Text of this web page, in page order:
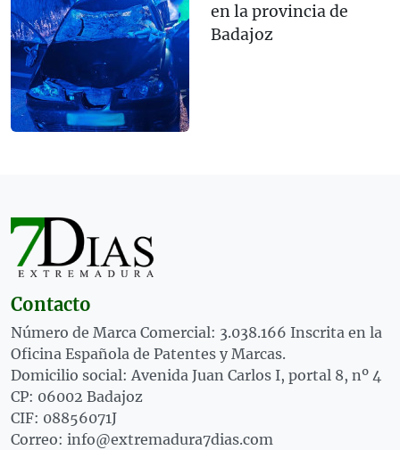
en la provincia de
Badajoz
Contacto
Número de Marca Comercial: 3.038.166 Inscrita en la
Oficina Española de Patentes y Marcas.
Domicilio social: Avenida Juan Carlos I, portal 8, nº 4
CP: 06002 Badajoz
CIF: 08856071J
Correo: info@extremadura7dias.com